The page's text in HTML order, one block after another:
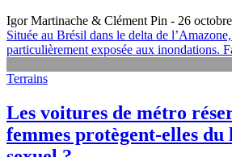
Igor Martinache & Clément Pin - 26
Située au Brésil dans le delta de
particulièrement exposée aux inondations.
Terrains
Les voitures de métro
femmes protègent-elles du